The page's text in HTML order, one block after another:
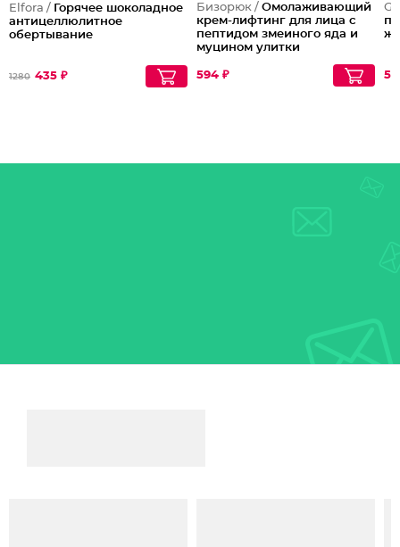
Elfora / Горячее шоколадное
антицеллюлитное
обертывание
1280 435 ₽
Бизорюк / Омолаживающий
крем-лифтинг для лица с
пептидом змеиного яда и
муцином улитки
594 ₽